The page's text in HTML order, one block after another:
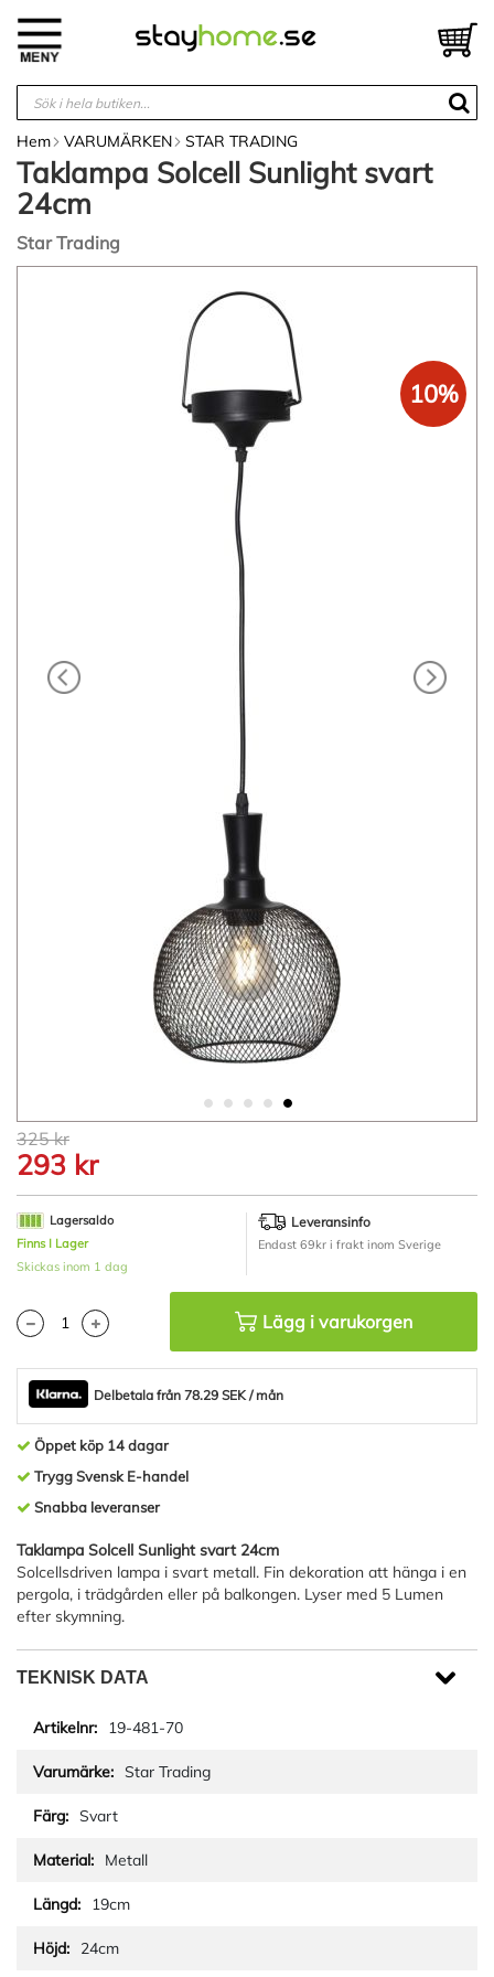
innehållet
Hem VARUMÄRKEN STAR TRADING
Taklampa Solcell Sunlight svart
24cm
Star Trading
Hoppa
till
början
av
bildgalleriet
10%
325 kr
293 kr
Lagersaldo
Finns I Lager
Skickas inom 1 dag
Leveransinfo
Endast 69kr i frakt inom Sverige
Lägg i varukorgen
Delbetala från 78.29 SEK / mån
Öppet köp 14 dagar
Trygg Svensk E-handel
Snabba leveranser
Taklampa Solcell Sunlight svart 24cm
Solcellsdriven lampa i svart metall. Fin dekoration att hänga i en
pergola, i trädgården eller på balkongen. Lyser med 5 Lumen
efter skymning.
TEKNISK DATA
19-481-70
Star Trading
Svart
Metall
19cm
24cm